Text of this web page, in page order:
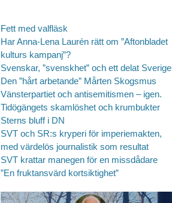
Fett med valfläsk
Har Anna-Lena Laurén rätt om ”Aftonbladet
kulturs kampanj”?
Svenskar, ”svenskhet” och ett delat Sverige
Den ”hårt arbetande” Mårten Skogsmus
Vänsterpartiet och antisemitismen – igen.
Tidögängets skamlöshet och krumbukter
Sterns bluff i DN
SVT och SR:s kryperi för imperiemakten,
med värdelös journalistik som resultat
SVT krattar manegen för en missdådare
”En fruktansvärd kortsiktighet”